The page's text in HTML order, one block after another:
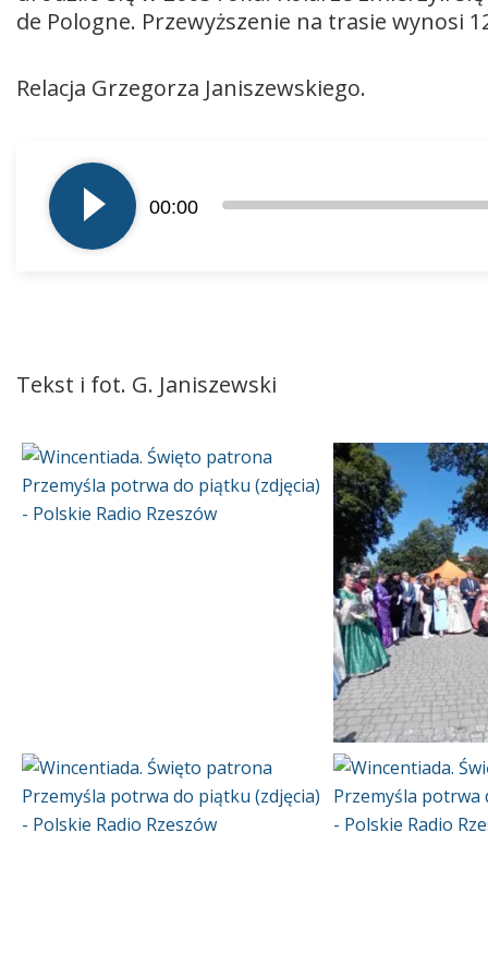
de Pologne. Przewyższenie na trasie wynosi
Relacja Grzegorza Janiszewskiego.
plików
dźwiękowych
00:00
Tekst i fot. G. Janiszewski